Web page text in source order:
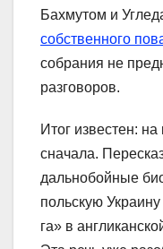
Бахмутом и
собственного
собрания не
разговоров.
Итог известен:
сначала.
дальнобойные
польскую
га» в